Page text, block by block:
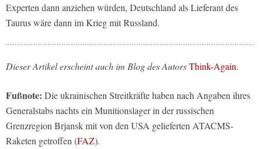
Experten dann anziehen würden, Deutschland als Lieferant des
Taurus wäre dann im Krieg mit Russland.
Dieser Artikel erscheint auch im Blog des AutorsThink-Again.
Fußnote: Die ukrainischen Streitkräfte haben nach Angaben ihres
Generalstabs nachts ein Munitionslager in der russischen
Grenzregion Brjansk mit von den USA gelieferten ATACMS-
Raketen getroffen (FAZ).